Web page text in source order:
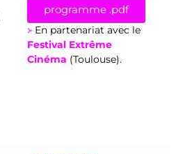
programme .pdf
᚛En partenariat avec le
Festival Extrême
Cinéma (Toulouse).